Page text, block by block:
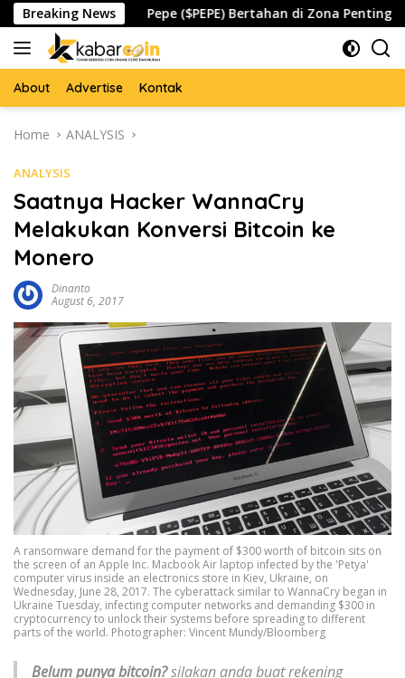
Skip
to
content
Breaking NewsPepe ($PEPE) Bertahan di Zona Penting, Akankah
About Advertise Kontak
Home ANALYSIS
ANALYSIS
Saatnya Hacker WannaCry
Melakukan Konversi Bitcoin ke
Monero
Dinanto
August 6, 2017
A ransomware demand for the payment of $300 worth of bitcoin sits on
the screen of an Apple Inc. Macbook Air laptop infected by the 'Petya'
computer virus inside an electronics store in Kiev, Ukraine, on
Wednesday, June 28, 2017. The cyberattack similar to WannaCry began in
Ukraine Tuesday, infecting computer networks and demanding $300 in
cryptocurrency to unlock their systems before spreading to different
parts of the world. Photographer: Vincent Mundy/Bloomberg
Belum punya bitcoin?silakan anda buat rekening